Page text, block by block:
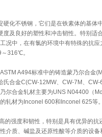
化不锈钢，它们是在铁素体的基体
度及良好的塑性和冲击韧性。特别适
况中，在有氯的环境中有特殊的抗
316℃。
A494标准中的铸造蒙乃尔合金
合金C(CW-12MW、CW-7M、CW-
尔合金轧材主要为UNS N04400（
轧材为Inconel 600和Inconel 625等。
的强度和韧性，特别是具有优异的
介质、碱盐及还原性酸等介质的设